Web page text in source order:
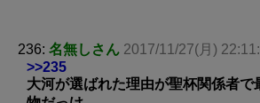
236: 名無しさん 2017/11/27(月)
>>235
大河が選ばれた理由が聖杯関係者で